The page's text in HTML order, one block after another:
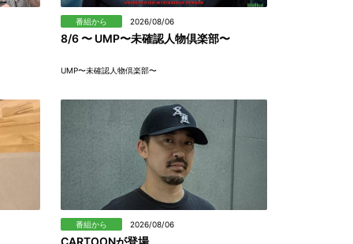
番組から 2026/08/06
8/6 〜 UMP〜未確認人物倶楽部〜
UMP〜未確認人物倶楽部〜
番組から 2026/08/06